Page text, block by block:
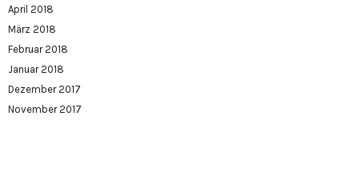
April 2018
März 2018
Februar 2018
Januar 2018
Dezember 2017
November 2017